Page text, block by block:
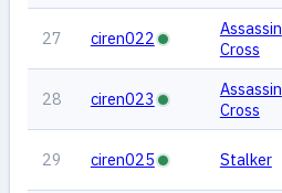
27 ciren022
Assassin
Cross
28 ciren023
Assassin
Cross
29 ciren025 Stalker